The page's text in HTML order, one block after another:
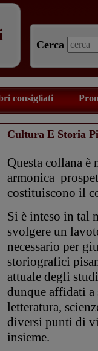
Cerca
consigliati
Cultura E Storia
Questa collana è
armonica
costituiscono il
Si è inteso in tal
svolgere un
necessario per
storiografici
attuale degli
dunque affidati
letteratura,
diversi punti di
insieme.